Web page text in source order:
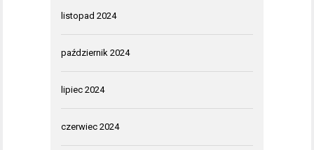
listopad 2024
październik 2024
lipiec 2024
czerwiec 2024